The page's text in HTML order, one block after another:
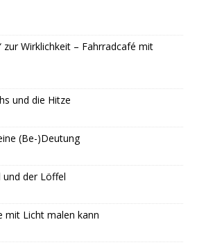
zur Wirklichkeit – Fahrradcafé mit
und die Hitze
(Be-)Deutung
und der Löffel
mit Licht malen kann